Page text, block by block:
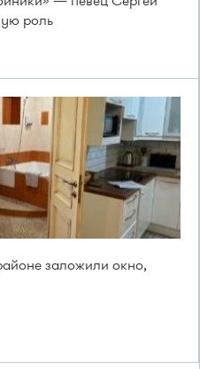
роль
заложили окно,